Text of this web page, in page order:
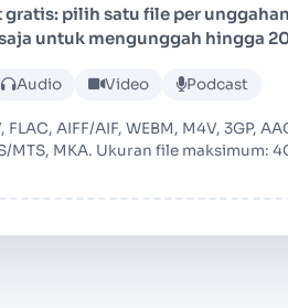
gratis: pilih satu file per
untuk mengunggah hingga
Audio Video Podcast
AIFF/AIF, WEBM, M4V, 3GP,
MTS, MKA. Ukuran file maksimum: